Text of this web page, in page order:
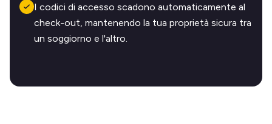
I codici di accesso scadono automaticamente al
check-out, mantenendo la tua proprietà sicura tra
un soggiorno e l'altro.